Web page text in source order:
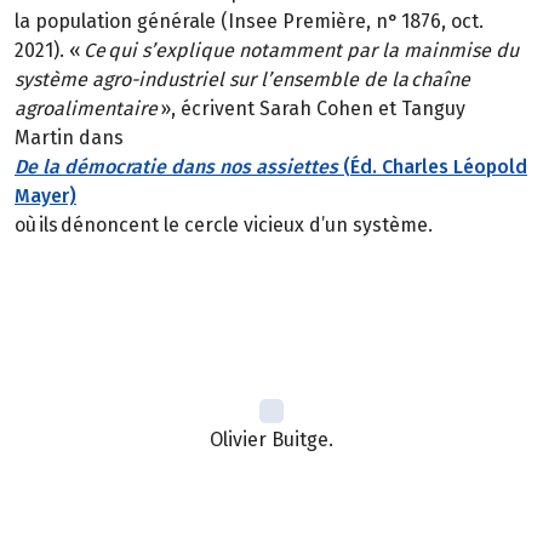
la population générale (Insee Première, n° 1876, oct.
2021). « Ce qui s’explique notamment par la mainmise du
système agro-industriel sur l’ensemble de la chaîne
agroalimentaire», écrivent Sarah Cohen et Tanguy
Martin dans
De la démocratie dans nos assiettes(Éd. Charles Léopold
Mayer)
où ils dénoncent le cercle vicieux d’un système.
Olivier Buitge.